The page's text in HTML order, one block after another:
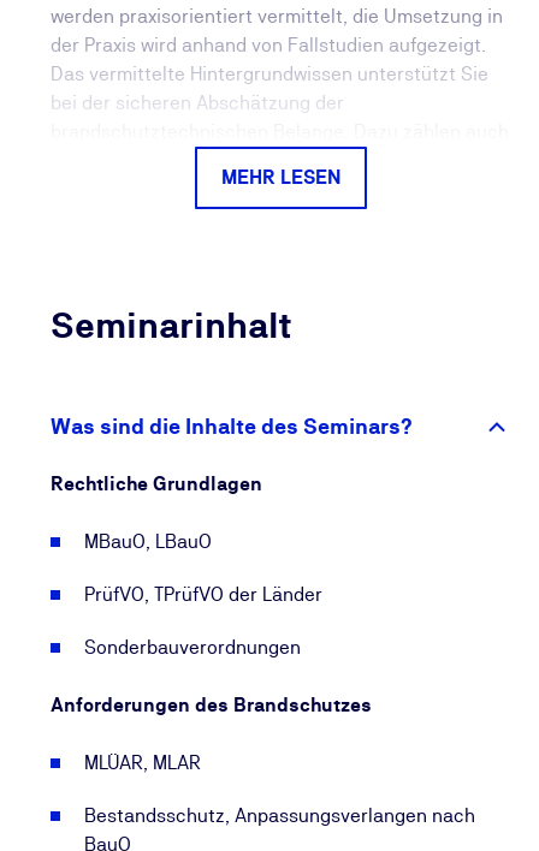
werden praxisorientiert vermittelt, die Umsetzung in
der Praxis wird anhand von Fallstudien aufgezeigt.
Das vermittelte Hintergrundwissen unterstützt Sie
bei der sicheren Abschätzung der
vorbeugenden Brandschutz zu beachten. Sowohl
kann es daher häufig zu Fehleinschätzungen seitens
kommen. Die vermittelten Grundlagen im Seminar
vermeiden.
MEHR LESEN
Seminarinhalt
Was sind die Inhalte des Seminars?
Rechtliche Grundlagen
MBauO, LBauO
PrüfVO, TPrüfVO der Länder
Sonderbauverordnungen
Anforderungen des Brandschutzes
MLÜAR, MLAR
Bestandsschutz, Anpassungsverlangen nach
BauO